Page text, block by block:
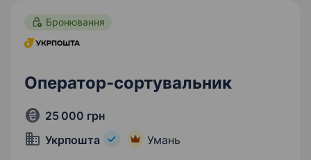
Бронювання
Оператор-сортувальник
25 000 грн
Укрпошта
Умань